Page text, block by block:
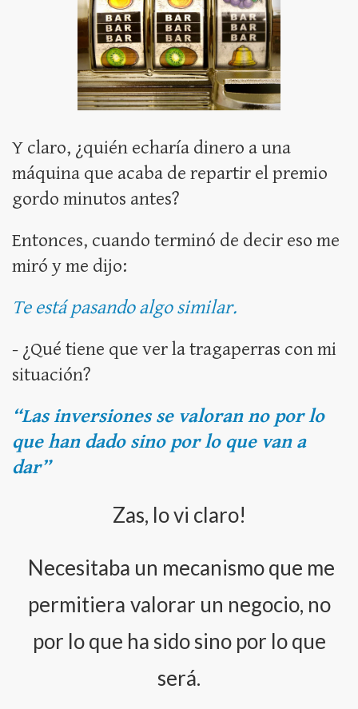
Y claro, ¿quién echaría dinero a una
máquina que acaba de repartir el premio
gordo minutos antes?
Entonces, cuando terminó de decir eso me
miró y me dijo:
Te está pasando algo similar.
- ¿Qué tiene que ver la tragaperras con mi
situación?
“Las inversiones se valoran no por lo
que han dado sino por lo que van a
dar”
Zas, lo vi claro!
Necesitaba un mecanismo que me
permitiera valorar un negocio, no
por lo que ha sido sino por lo que
será.